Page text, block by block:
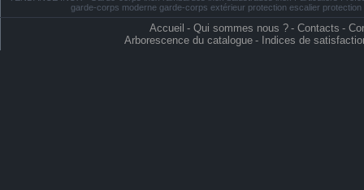
garde-corps moderne garde-corps extérieur protection escalier
Accueil - Qui sommes nous ? - Contacts -
Arborescence du catalogue - Indices de